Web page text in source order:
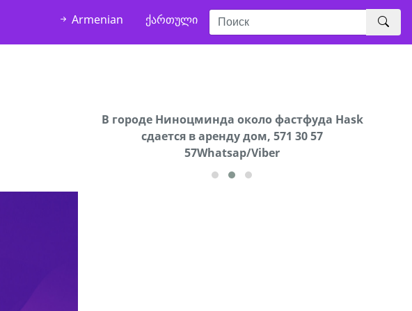
Armenian ქართული
В городе Ниноцминда около фастфуда Hask
cдается в аренду дом, 571 30 57
57Whatsap/Viber
Продается машина марки Prado,571 30 57
57Whatsap/Viber